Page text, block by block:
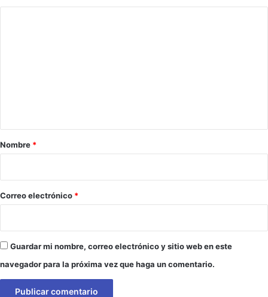
r
*
Nombre *
Correo electrónico *
Guardar mi nombre, correo electrónico y sitio web en este
navegador para la próxima vez que haga un comentario.